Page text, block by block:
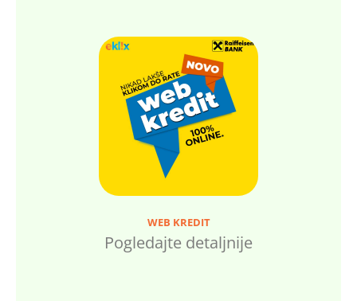
WEB KREDIT
Pogledajte detaljnije